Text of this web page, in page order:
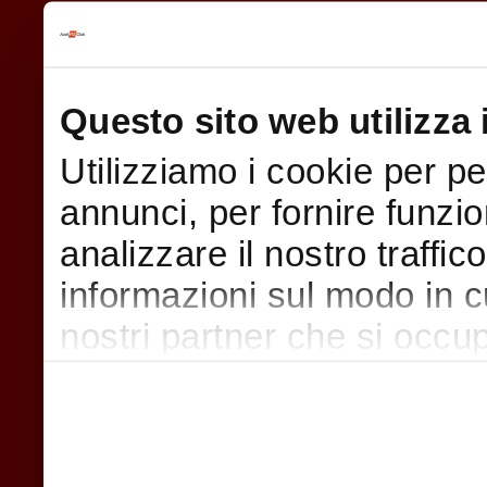
Questo sito web utilizza
Utilizziamo i cookie per
annunci, per fornire
analizzare il nostro
informazioni sul modo in
nostri partner che si